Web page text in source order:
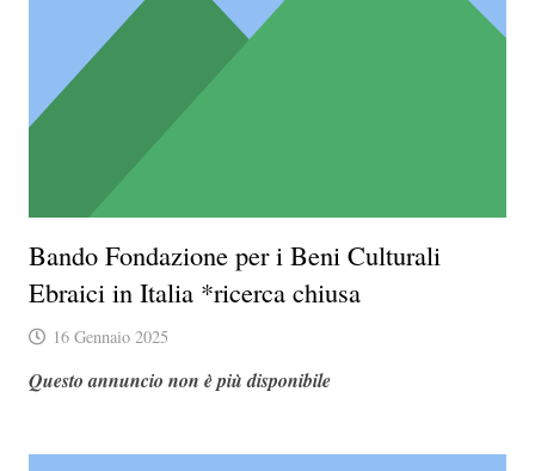
Bando Fondazione per i Beni Culturali
Ebraici in Italia *ricerca chiusa
16 Gennaio 2025
Questo annuncio non è più disponibile